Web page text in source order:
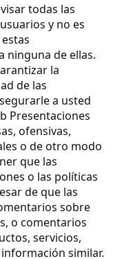
todas las
y no es
ninguna de ellas.
la
de las
a usted
Presentaciones
ofensivas,
o de otro modo
que las
o las políticas
de que las
sobre
o comentarios
servicios,
similar.